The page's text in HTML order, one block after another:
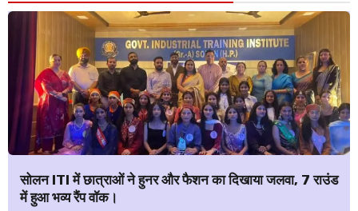
सोलन ITI में छात्राओं ने हुनर और फैशन का दिखाया जलवा, 7 राउंड
में हुआ भव्य रैंप वॉक।